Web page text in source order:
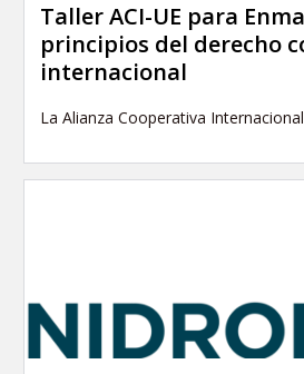
Taller ACI-UE para
principios del derecho
internacional
La Alianza Cooperativa Internacional